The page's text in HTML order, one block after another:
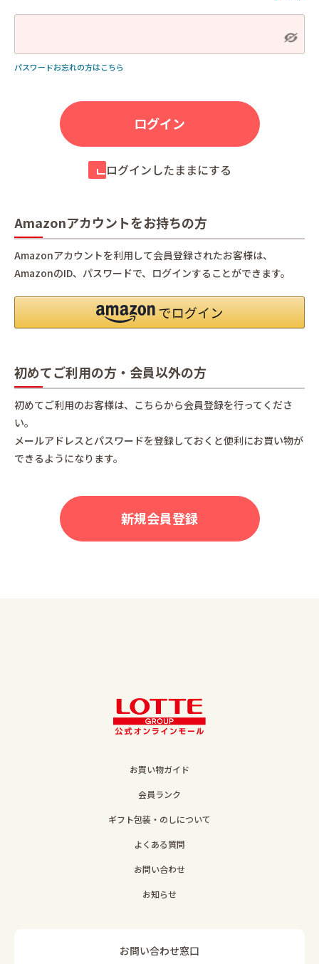
パスワードお忘れの方はこちら
ログインしたままにする
Amazonアカウントをお持ちの方
Amazonアカウントを利用して会員登録されたお客様は、
AmazonのID、パスワードで、ログインすることができます。
初めてご利用の方・会員以外の方
初めてご利用のお客様は、こちらから会員登録を行ってくださ
い。
メールアドレスとパスワードを登録しておくと便利にお買い物が
できるようになります。
お買い物ガイド
会員ランク
ギフト包装・のしについて
よくある質問
お問い合わせ
お知らせ
お問い合わせ窓口